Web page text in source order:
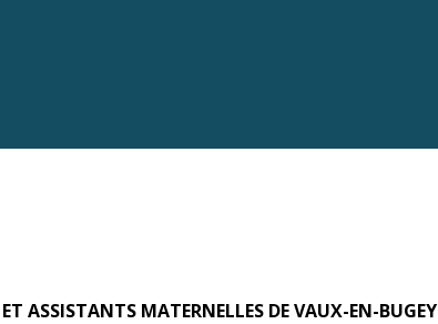
ASSISTANTS MATERNELLES DE VAUX-EN-BUGEY